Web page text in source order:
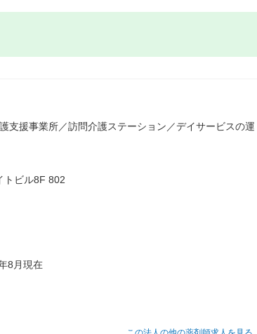
支援事業所／訪問介護ステーション／デイサービスの運
トビル8F 802
8月現在